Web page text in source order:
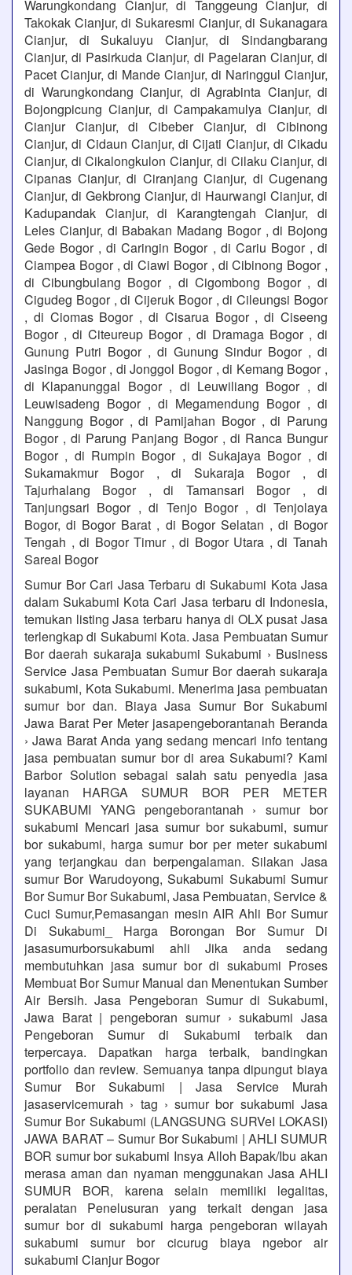
Warungkondang Cianjur, di Tanggeung Cianjur, di
Takokak Cianjur, di Sukaresmi Cianjur, di Sukanagara
Cianjur, di Sukaluyu Cianjur, di Sindangbarang
Cianjur, di Pasirkuda Cianjur, di Pagelaran Cianjur, di
Pacet Cianjur, di Mande Cianjur, di Naringgul Cianjur,
di Warungkondang Cianjur, di Agrabinta Cianjur, di
Bojongpicung Cianjur, di Campakamulya Cianjur, di
Cianjur Cianjur, di Cibeber Cianjur, di Cibinong
Cianjur, di Cidaun Cianjur, di Cijati Cianjur, di Cikadu
Cianjur, di Cikalongkulon Cianjur, di Cilaku Cianjur, di
Cipanas Cianjur, di Ciranjang Cianjur, di Cugenang
Cianjur, di Gekbrong Cianjur, di Haurwangi Cianjur, di
Kadupandak Cianjur, di Karangtengah Cianjur, di
Leles Cianjur, di Babakan Madang Bogor , di Bojong
Gede Bogor , di Caringin Bogor , di Cariu Bogor , di
Ciampea Bogor , di Ciawi Bogor , di Cibinong Bogor ,
di Cibungbulang Bogor , di Cigombong Bogor , di
Cigudeg Bogor , di Cijeruk Bogor , di Cileungsi Bogor
, di Ciomas Bogor , di Cisarua Bogor , di Ciseeng
Bogor , di Citeureup Bogor , di Dramaga Bogor , di
Gunung Putri Bogor , di Gunung Sindur Bogor , di
Jasinga Bogor , di Jonggol Bogor , di Kemang Bogor ,
di Klapanunggal Bogor , di Leuwiliang Bogor , di
Leuwisadeng Bogor , di Megamendung Bogor , di
Nanggung Bogor , di Pamijahan Bogor , di Parung
Bogor , di Parung Panjang Bogor , di Ranca Bungur
Bogor , di Rumpin Bogor , di Sukajaya Bogor , di
Sukamakmur Bogor , di Sukaraja Bogor , di
Tajurhalang Bogor , di Tamansari Bogor , di
Tanjungsari Bogor , di Tenjo Bogor , di Tenjolaya
Bogor, di Bogor Barat , di Bogor Selatan , di Bogor
Tengah , di Bogor Timur , di Bogor Utara , di Tanah
Sareal Bogor
Sumur Bor Cari Jasa Terbaru di Sukabumi Kota Jasa
dalam Sukabumi Kota Cari Jasa terbaru di Indonesia,
temukan listing Jasa terbaru hanya di OLX pusat Jasa
terlengkap di Sukabumi Kota. Jasa Pembuatan Sumur
Bor daerah sukaraja sukabumi Sukabumi › Business
Service Jasa Pembuatan Sumur Bor daerah sukaraja
sukabumi, Kota Sukabumi. Menerima jasa pembuatan
sumur bor dan. Biaya Jasa Sumur Bor Sukabumi
Jawa Barat Per Meter jasapengeborantanah Beranda
› Jawa Barat Anda yang sedang mencari info tentang
jasa pembuatan sumur bor di area Sukabumi? Kami
Barbor Solution sebagai salah satu penyedia jasa
layanan HARGA SUMUR BOR PER METER
SUKABUMI YANG pengeborantanah › sumur bor
sukabumi Mencari jasa sumur bor sukabumi, sumur
bor sukabumi, harga sumur bor per meter sukabumi
yang terjangkau dan berpengalaman. Silakan Jasa
sumur Bor Warudoyong, Sukabumi Sukabumi Sumur
Bor Sumur Bor Sukabumi, Jasa Pembuatan, Service &
Cuci Sumur,Pemasangan mesin AIR Ahli Bor Sumur
Di Sukabumi_ Harga Borongan Bor Sumur Di
jasasumurborsukabumi ahli Jika anda sedang
membutuhkan jasa sumur bor di sukabumi Proses
Membuat Bor Sumur Manual dan Menentukan Sumber
Air Bersih. Jasa Pengeboran Sumur di Sukabumi,
Jawa Barat | pengeboran sumur › sukabumi Jasa
Pengeboran Sumur di Sukabumi terbaik dan
terpercaya. Dapatkan harga terbaik, bandingkan
portfolio dan review. Semuanya tanpa dipungut biaya
Sumur Bor Sukabumi | Jasa Service Murah
jasaservicemurah › tag › sumur bor sukabumi Jasa
Sumur Bor Sukabumi (LANGSUNG SURVeI LOKASI)
JAWA BARAT – Sumur Bor Sukabumi | AHLI SUMUR
BOR sumur bor sukabumi Insya Alloh Bapak/Ibu akan
merasa aman dan nyaman menggunakan Jasa AHLI
SUMUR BOR, karena selain memiliki legalitas,
peralatan Penelusuran yang terkait dengan jasa
sumur bor di sukabumi harga pengeboran wilayah
sukabumi sumur bor cicurug biaya ngebor air
sukabumi Cianjur Bogor